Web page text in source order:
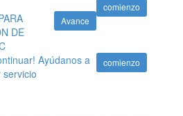
comienzo
Avance
DE
comienzo
Ayúdanos a